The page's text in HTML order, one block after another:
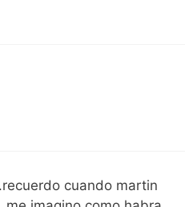
cuando martin